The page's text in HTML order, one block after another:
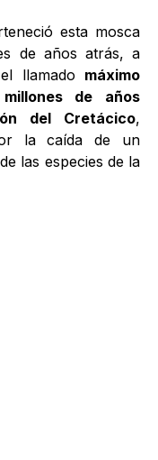
esta mosca
de años atrás, a
llamado máximo
de años
del Cretácico,
la caída de un
las especies de la